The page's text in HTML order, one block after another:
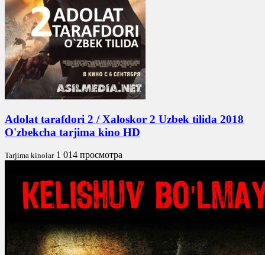
Adolat tarafdori 2 / Xaloskor 2 Uzbek tilida 2018
O'zbekcha tarjima kino HD
Tarjima kinolar 1 014 просмотра